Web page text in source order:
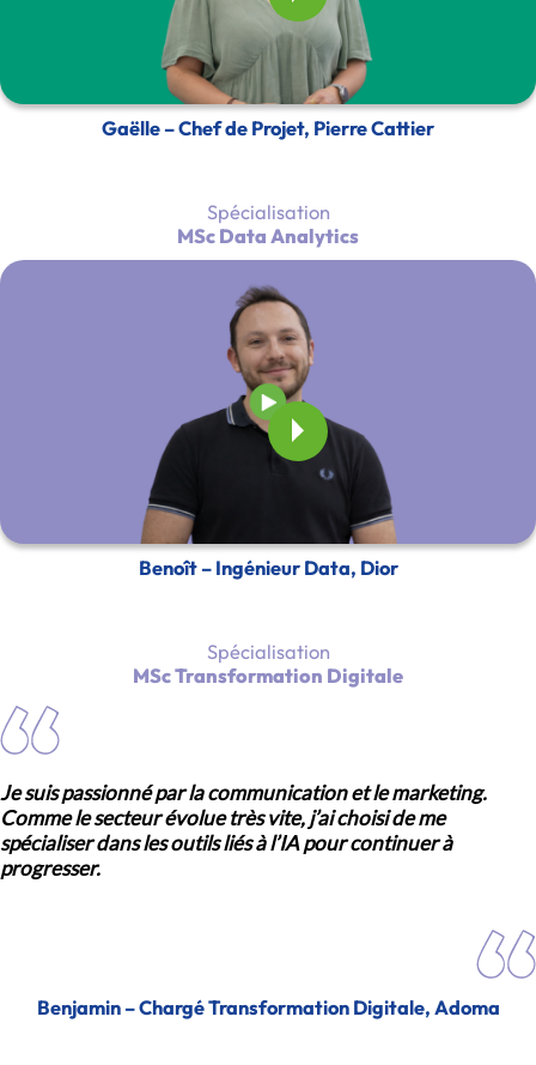
Gaëlle – Chef de Projet, Pierre Cattier
Spécialisation
MSc Data Analytics
Benoît – Ingénieur Data, Dior
Spécialisation
MSc Transformation Digitale
Je suis passionné par la communication et le marketing.
Comme le secteur évolue très vite, j’ai choisi de me
spécialiser dans les outils liés à l’IA pour continuer à
progresser.
Benjamin – Chargé Transformation Digitale, Adoma